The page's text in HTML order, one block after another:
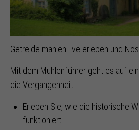
Getreide mahlen live erleben und
Mit dem Mühlenführer geht es auf
die Vergangenheit:
Erleben Sie, wie die historische
funktioniert.